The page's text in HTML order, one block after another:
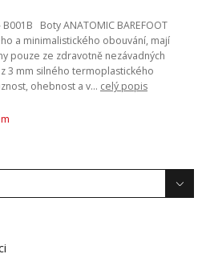
B001B Boty ANATOMIC BAREFOOT
a minimalistického obouvání, mají
pouze ze zdravotně nezávadných
3 mm silného termoplastického
ohebnost a v... celý popis